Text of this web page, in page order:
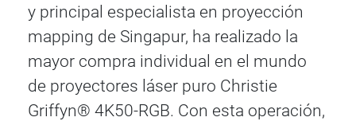
y principal especialista en proyección
mapping de Singapur, ha realizado la
mayor compra individual en el mundo
de proyectores láser puro Christie
Griffyn® 4K50-RGB. Con esta operación,